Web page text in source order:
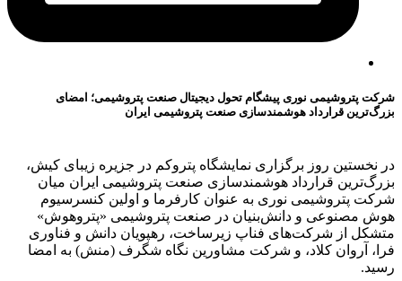
شرکت پتروشیمی نوری پیشگام تحول دیجیتال صنعت پتروشیمی؛ امضای
بزرگ‌ترین قرارداد هوشمندسازی صنعت پتروشیمی ایران
در نخستین روز برگزاری نمایشگاه پتروکم در جزیره زیبای کیش،
بزرگ‌ترین قرارداد هوشمندسازی صنعت پتروشیمی ایران میان
شرکت پتروشیمی نوری به عنوان کارفرما و اولین کنسرسیوم
هوش مصنوعی و دانش‌بنیان در صنعت پتروشیمی «پتروهوش»
متشکل از شرکت‌های فناپ زیرساخت، رهپویان دانش و فناوری
فرا، آروان کلاد، و شرکت مشاورین نگاه شگرف (منش) به امضا
رسید.